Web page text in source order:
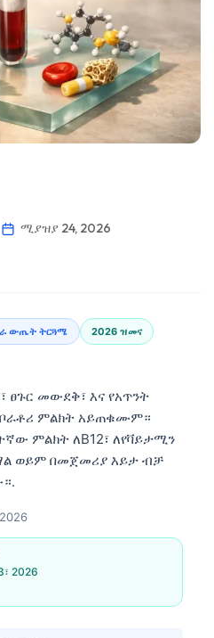
ሚያዝያ 24, 2026
ውጤት ትርጓሜ 2026 ዝመና
ፀጉር መውደቅ፣ እና የአጥንት
ምልክት አይጠቁሙም።
ምልክት ለB12፣ ለየቫይታሚን
ወይም በመጀመሪያ እይታ ብቻ
2026